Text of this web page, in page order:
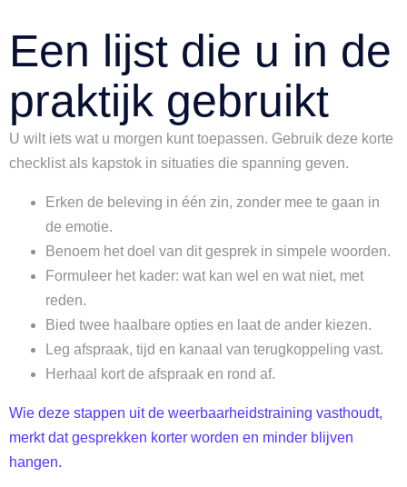
Een lijst die u in de
praktijk gebruikt
U wilt iets wat u morgen kunt toepassen. Gebruik deze korte
checklist als kapstok in situaties die spanning geven.
Erken de beleving in één zin, zonder mee te gaan in
de emotie.
Benoem het doel van dit gesprek in simpele woorden.
Formuleer het kader: wat kan wel en wat niet, met
reden.
Bied twee haalbare opties en laat de ander kiezen.
Leg afspraak, tijd en kanaal van terugkoppeling vast.
Herhaal kort de afspraak en rond af.
Wie deze stappen uit de weerbaarheidstraining vasthoudt,
merkt dat gesprekken korter worden en minder blijven
hangen.